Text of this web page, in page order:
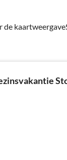
de kaartweergave